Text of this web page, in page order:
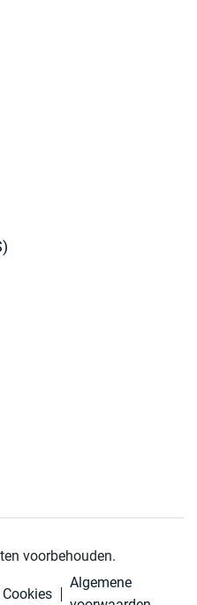
voorbehouden.
Cookies
Algemene